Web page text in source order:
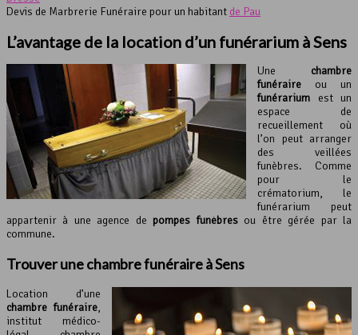
Devis de Marbrerie Funéraire pour un habitant de Pau
L’avantage de la location d’un funérarium à Sens
Une chambre
funéraire ou un
funérarium est un
espace de
recueillement où
l’on peut arranger
des veillées
funèbres. Comme
pour le
crématorium, le
funérarium peut
appartenir à une agence de pompes funèbresou être gérée par la
commune.
Trouver unechambre funéraireà Sens
Location d’une
chambre funéraire,
institut médico-